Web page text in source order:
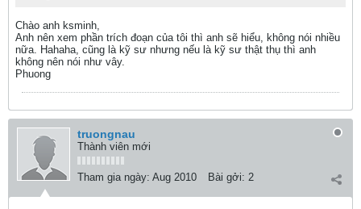
Chào anh ksminh,
Anh nên xem phần trích đoạn của tôi thì anh sẽ hiểu, không nói nhiều
nữa. Hahaha, cũng là kỹ sư nhưng nếu là kỹ sư thật thụ thì anh
không nên nói như vây.
Phuong
truongnau
Thành viên mới
Tham gia ngày: Aug 2010 Bài gởi: 2